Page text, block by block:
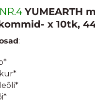
YUMEARTH
x 10tk,
: